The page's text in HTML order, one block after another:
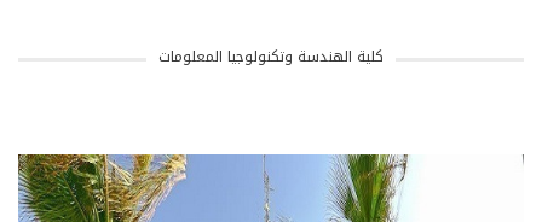
كلية الهندسة وتكنولوجيا المعلومات